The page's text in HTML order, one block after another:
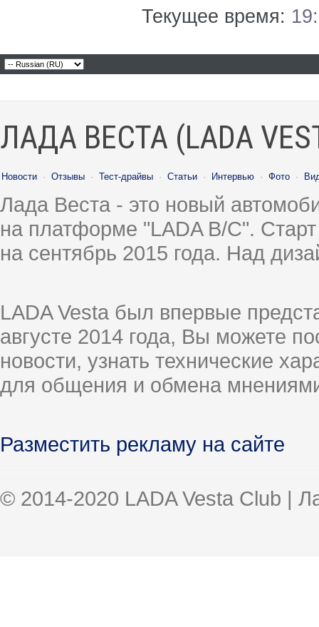
Текущее время:
ЛАДА ВЕСТА (LADA
Новости · Отзывы · Тест-драйвы · Статьи · Интервью · Фото ·
Лада Веста - это новый
на платформе "LADA B/C".
на сентябрь 2015 года. Над
LADA Vesta был впервые
августе 2014 года, Вы можете
новости, узнать технические
для общения и обмена
Разместить рекламу на сайте
© 2014-2020 LADA Vesta Club |